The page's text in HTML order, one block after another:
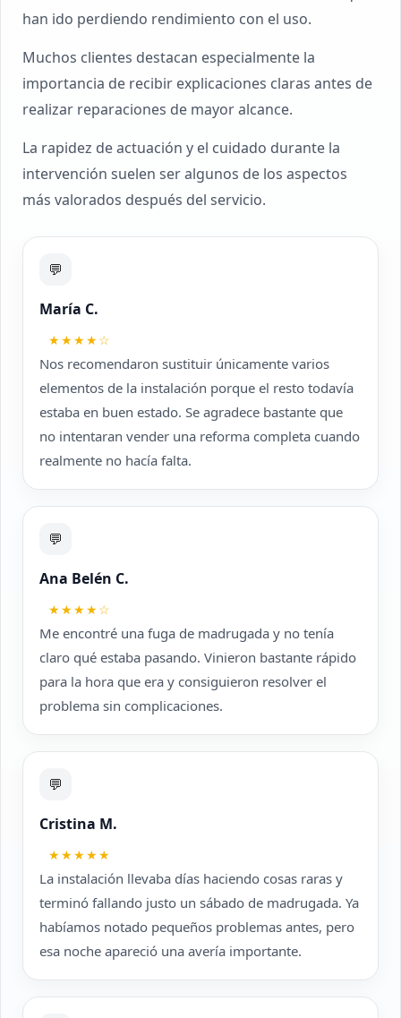
han ido perdiendo rendimiento con el uso.
Muchos clientes destacan especialmente la
importancia de recibir explicaciones claras antes de
realizar reparaciones de mayor alcance.
La rapidez de actuación y el cuidado durante la
intervención suelen ser algunos de los aspectos
más valorados después del servicio.
💬
María C.
★★★★☆
Nos recomendaron sustituir únicamente varios
elementos de la instalación porque el resto todavía
estaba en buen estado. Se agradece bastante que
no intentaran vender una reforma completa cuando
realmente no hacía falta.
💬
Ana Belén C.
★★★★☆
Me encontré una fuga de madrugada y no tenía
claro qué estaba pasando. Vinieron bastante rápido
para la hora que era y consiguieron resolver el
problema sin complicaciones.
💬
Cristina M.
★★★★★
La instalación llevaba días haciendo cosas raras y
terminó fallando justo un sábado de madrugada. Ya
habíamos notado pequeños problemas antes, pero
esa noche apareció una avería importante.